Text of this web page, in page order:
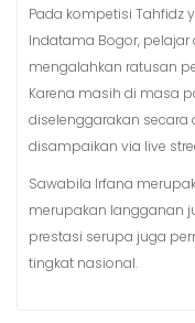
Pada kompetisi Tahfidz
Indatama Bogor,
mengalahkan ratusan
Karena masih di masa
diselenggarakan
disampaikan via live
Sawabila Irfana
merupakan langganan
prestasi serupa juga
tingkat nasional.